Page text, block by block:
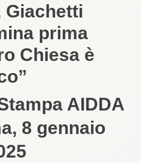
Giachetti
prima
Chiesa è
AIDDA
8 gennaio